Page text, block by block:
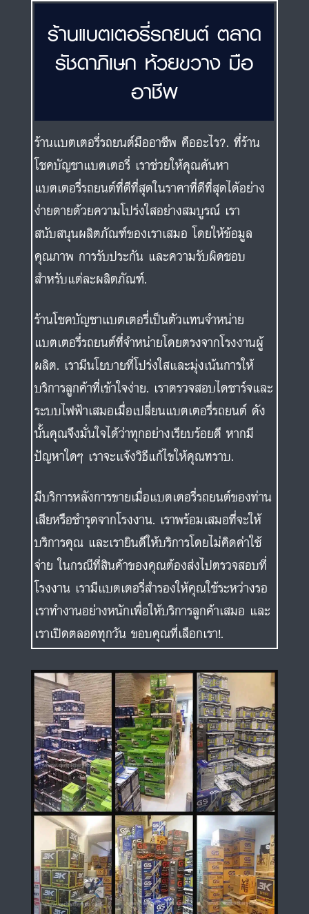
ร้านแบตเตอรี่รถยนต์ ตลาด
รัชดาภิเษก ห้วยขวาง มือ
อาชีพ
ร้านแบตเตอรี่รถยนต์มืออาชีพ คืออะไร?. ที่ร้าน
โชคบัญชาแบตเตอรี่ เราช่วยให้คุณค้นหา
แบตเตอรี่รถยนต์ที่ดีที่สุดในราคาที่ดีที่สุดได้อย่าง
ง่ายดายด้วยความโปร่งใสอย่างสมบูรณ์ เรา
สนับสนุนผลิตภัณฑ์ของเราเสมอ โดยให้ข้อมูล
คุณภาพ การรับประกัน และความรับผิดชอบ
สำหรับแต่ละผลิตภัณฑ์.
ร้านโชคบัญชาแบตเตอรี่เป็นตัวแทนจำหน่าย
แบตเตอรี่รถยนต์ที่จำหน่ายโดยตรงจากโรงงานผู้
ผลิต. เรามีนโยบายที่โปร่งใสและมุ่งเน้นการให้
บริการลูกค้าที่เข้าใจง่าย. เราตรวจสอบไดชาร์จและ
ระบบไฟฟ้าเสมอเมื่อเปลี่ยนแบตเตอรี่รถยนต์ ดัง
นั้นคุณจึงมั่นใจได้ว่าทุกอย่างเรียบร้อยดี หากมี
ปัญหาใดๆ เราจะแจ้งวิธีแก้ไขให้คุณทราบ.
มีบริการหลังการขายเมื่อแบตเตอรี่รถยนต์ของท่าน
เสียหรือชำรุดจากโรงงาน. เราพร้อมเสมอที่จะให้
บริการคุณ และเรายินดีให้บริการโดยไม่คิดค่าใช้
จ่าย ในกรณีที่สินค้าของคุณต้องส่งไปตรวจสอบที่
โรงงาน เรามีแบตเตอรี่สำรองให้คุณใช้ระหว่างรอ
เราทำงานอย่างหนักเพื่อให้บริการลูกค้าเสมอ และ
เราเปิดตลอดทุกวัน ขอบคุณที่เลือกเรา!.